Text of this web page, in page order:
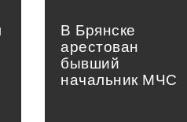
В Брянске
арестован
бывший
начальник МЧС